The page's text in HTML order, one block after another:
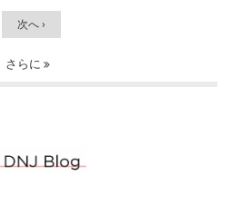
次へ ›
さらに